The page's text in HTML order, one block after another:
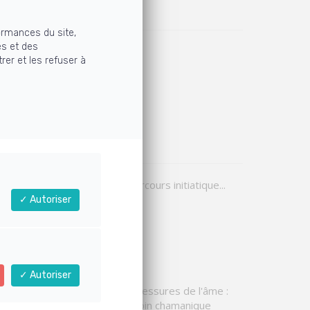
Chamanisme, parcours initiatique...
Les émotions, blessures de l'âme :
guérir avec un soin chamanique
du site,
et des
et les refuser à
Autoriser
Autoriser